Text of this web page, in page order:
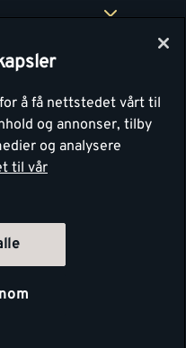
å få nettstedet vårt til
og annonser, tilby
og analysere
til vår